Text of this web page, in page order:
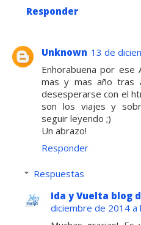
Responder
Unknown 13 de
Enhorabuena por ese
mas y mas año tras
desesperarse con el
son los viajes y
seguir leyendo ;)
Un abrazo!
Responder
Respuestas
Ida y Vuelta blog
diciembre de 2014 a